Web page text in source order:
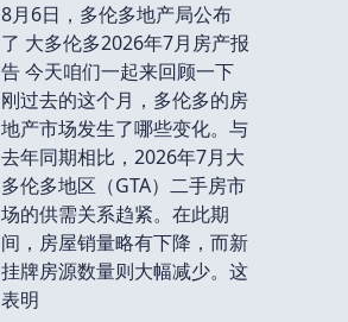
8月6日，多伦多地产局公布
了 大多伦多2026年7月房产报
告 今天咱们一起来回顾一下
刚过去的这个月，多伦多的房
地产市场发生了哪些变化。与
去年同期相比，2026年7月大
多伦多地区（GTA）二手房市
场的供需关系趋紧。在此期
间，房屋销量略有下降，而新
挂牌房源数量则大幅减少。这
表明